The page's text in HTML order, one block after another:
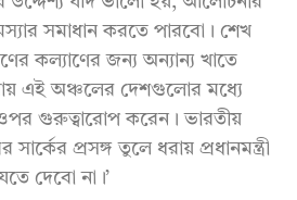
সমাধান করতে পারবো। শেখ
কল্যাণের জন্য অন্যান্য খাতে
এই অঞ্চলের দেশগুলোর মধ্যে
গুরুত্বারোপ করেন। ভারতীয়
সার্কের প্রসঙ্গ তুলে ধরায় প্রধানমন্ত্রী
দেবো না।’